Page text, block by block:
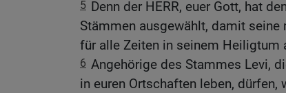
5 Denn der HERR, euer Gott, hat
Stämmen ausgewählt, damit
für alle Zeiten in seinem Heiligtum
6 Angehörige des Stammes Levi,
in euren Ortschaften leben, dürfen,